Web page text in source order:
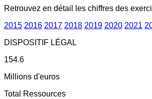
Retrouvez en détail les chiffres des
2015 2016 2017 2018 2019 2020 2021
DISPOSITIF LÉGAL
154.6
Millions d'euros
Total Ressources